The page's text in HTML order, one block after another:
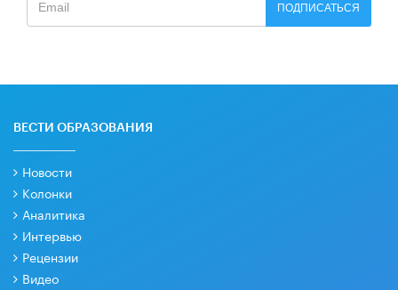
ПОДПИСАТЬСЯ
ВЕСТИ ОБРАЗОВАНИЯ
Новости
Колонки
Аналитика
Интервью
Рецензии
Видео